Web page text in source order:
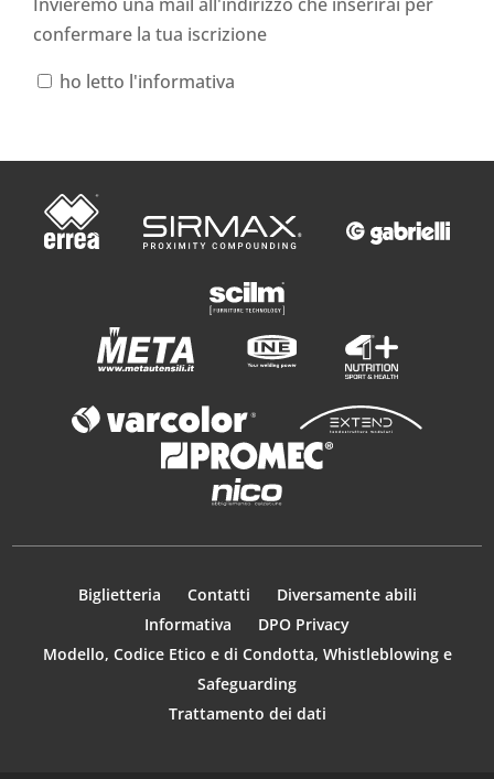
confermare la tua iscrizione
ho letto l'informativa
Biglietteria Contatti
Diversamente abili
Informativa
DPO Privacy
Modello, Codice Etico e di Condotta, Whistleblowing e
Safeguarding
Trattamento dei dati